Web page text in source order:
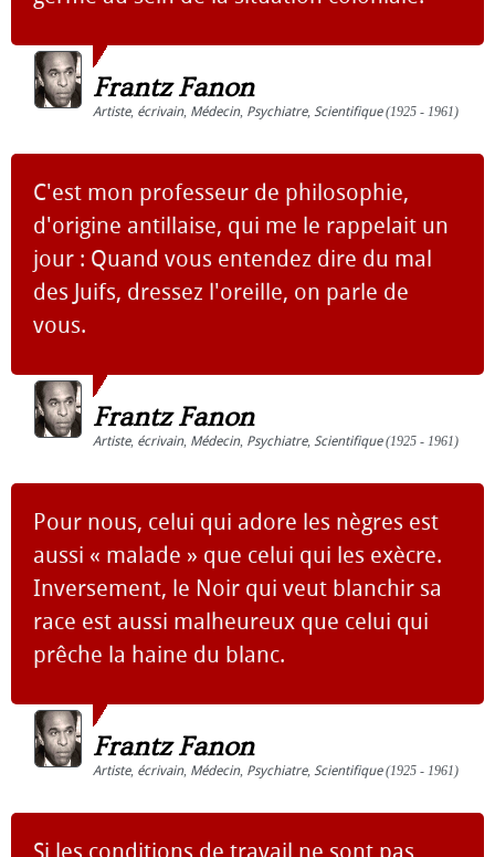
Frantz Fanon
Artiste, écrivain, Médecin, Psychiatre, Scientifique(1925 - 1961)
C'est mon professeur de philosophie,
d'origine antillaise, qui me le rappelait un
jour : Quand vous entendez dire du mal
des Juifs, dressez l'oreille, on parle de
vous.
Frantz Fanon
Artiste, écrivain, Médecin, Psychiatre, Scientifique(1925 - 1961)
Pour nous, celui qui adore les nègres est
aussi « malade » que celui qui les exècre.
Inversement, le Noir qui veut blanchir sa
race est aussi malheureux que celui qui
prêche la haine du blanc.
Frantz Fanon
Artiste, écrivain, Médecin, Psychiatre, Scientifique(1925 - 1961)
Si les conditions de travail ne sont pas